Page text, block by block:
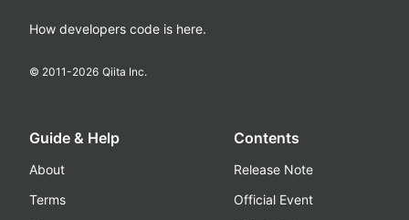
How developers code is here.
© 2011-2026 Qiita Inc.
Guide & Help
About
Terms
Contents
Release Note
Official Event